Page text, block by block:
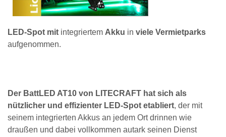
LED-Spot mit integriertem Akku in viele Vermietparks
aufgenommen.
Der BattLED AT10 von LITECRAFT hat sich als
nützlicher und effizienter LED-Spot etabliert, der mit
seinem integrierten Akkus an jedem Ort drinnen wie
draußen und dabei vollkommen autark seinen Dienst